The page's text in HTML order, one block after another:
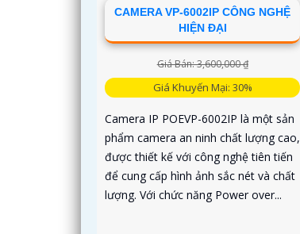
CAMERA VP-6002IP CÔNG NGHỆ
HIỆN ĐẠI
Giá Bán: 3,600,000 ₫
Giá Khuyến Mại: 30%
Camera IP POEVP-6002IP là một sản
phẩm camera an ninh chất lượng cao,
được thiết kế với công nghệ tiên tiến
để cung cấp hình ảnh sắc nét và chất
lượng. Với chức năng Power over...